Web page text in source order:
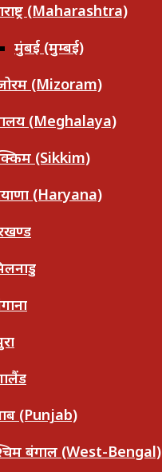
(Maharashtra)
मुंबई (मुम्बई)
(Mizoram)
(Meghalaya)
(Sikkim)
(Haryana)
(Punjab)
बंगाल (West-Bengal)